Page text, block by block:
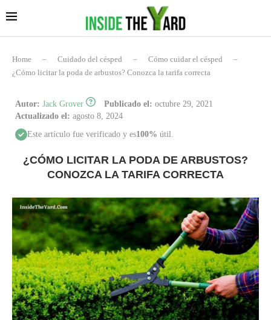
Home – Cuidado del césped – Cómo cuidar el césped
–
¿Cómo licitar la poda de arbustos? Conozca la tarifa correcta
Autor: Jack Grover Publicado el: octubre 29, 2021
Actualizado el: agosto 8, 2024
Este artículo fue verificado y es100% útil.
¿CÓMO LICITAR LA PODA DE ARBUSTOS?
CONOZCA LA TARIFA CORRECTA